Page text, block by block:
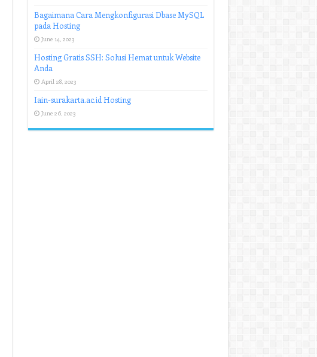
Bagaimana Cara Mengkonfigurasi Dbase MySQL
pada Hosting
June 14, 2023
Hosting Gratis SSH: Solusi Hemat untuk Website
Anda
April 28, 2023
Iain-surakarta.ac.id Hosting
June 26, 2023